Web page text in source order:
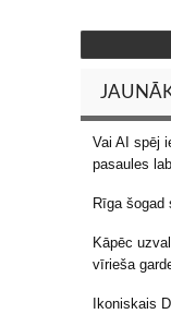
Vai AI spēj
pasaules
Rīga šogad
Kāpēc
vīrieša
Ikoniskais